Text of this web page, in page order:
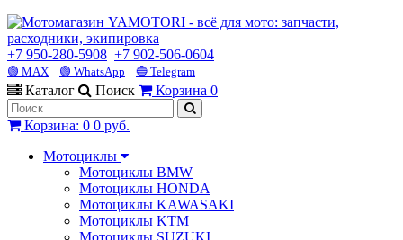
+7 950-280-5908 +7 902-506-0604
🟢 MAX 🟢 WhatsApp 🔵 Telegram
Каталог Поиск Корзина 0
Корзина: 0 0 руб.
Мотоциклы
Мотоциклы BMW
Мотоциклы HONDA
Мотоциклы KAWASAKI
Мотоциклы KTM
Мотоциклы SUZUKI